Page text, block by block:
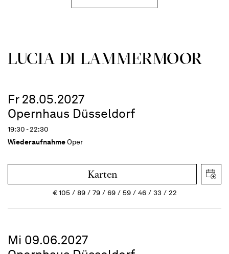
LUCIA DI LAMMER­MOOR
Fr 28.05.2027
Opernhaus Düsseldorf
19:30 - 22:30
WiederaufnahmeOper
Karten
€105 89 79 69 59 46 33 22
Mi 09.06.2027